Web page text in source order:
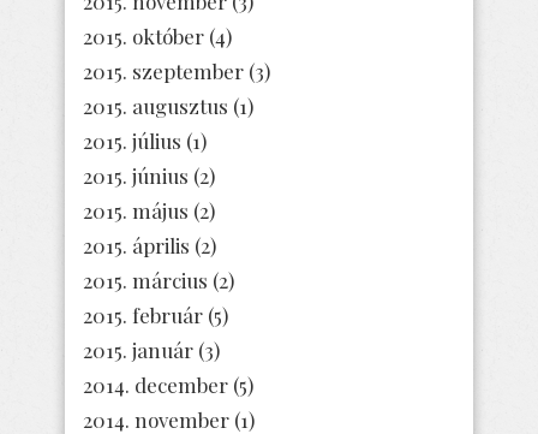
2015. október (4)
2015. szeptember (3)
2015. augusztus (1)
2015. július (1)
2015. június (2)
2015. május (2)
2015. április (2)
2015. március (2)
2015. február (5)
2015. január (3)
2014. december (5)
2014. november (1)